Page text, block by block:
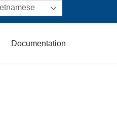
Documentation